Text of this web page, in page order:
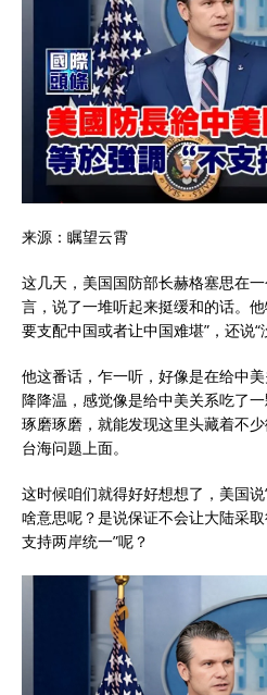
来源：瞩望云霄
这几天，美国国防部长赫格塞思在
言，说了一堆听起来挺缓和的话。
要支配中国或者让中国难堪”，还说“
他这番话，乍一听，好像是在给中
降降温，感觉像是给中美关系吃了
琢磨琢磨，就能发现这里头藏着不
台海问题上面。
这时候咱们就得好好想想了，美国
啥意思呢？是说保证不会让大陆采
支持两岸统一”呢？